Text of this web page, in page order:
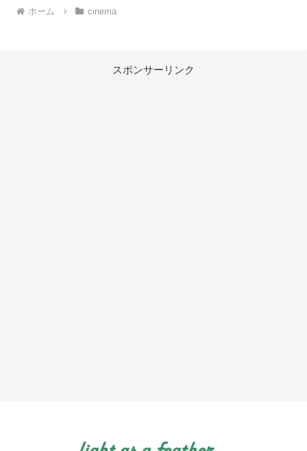
ホーム cinema
スポンサーリンク